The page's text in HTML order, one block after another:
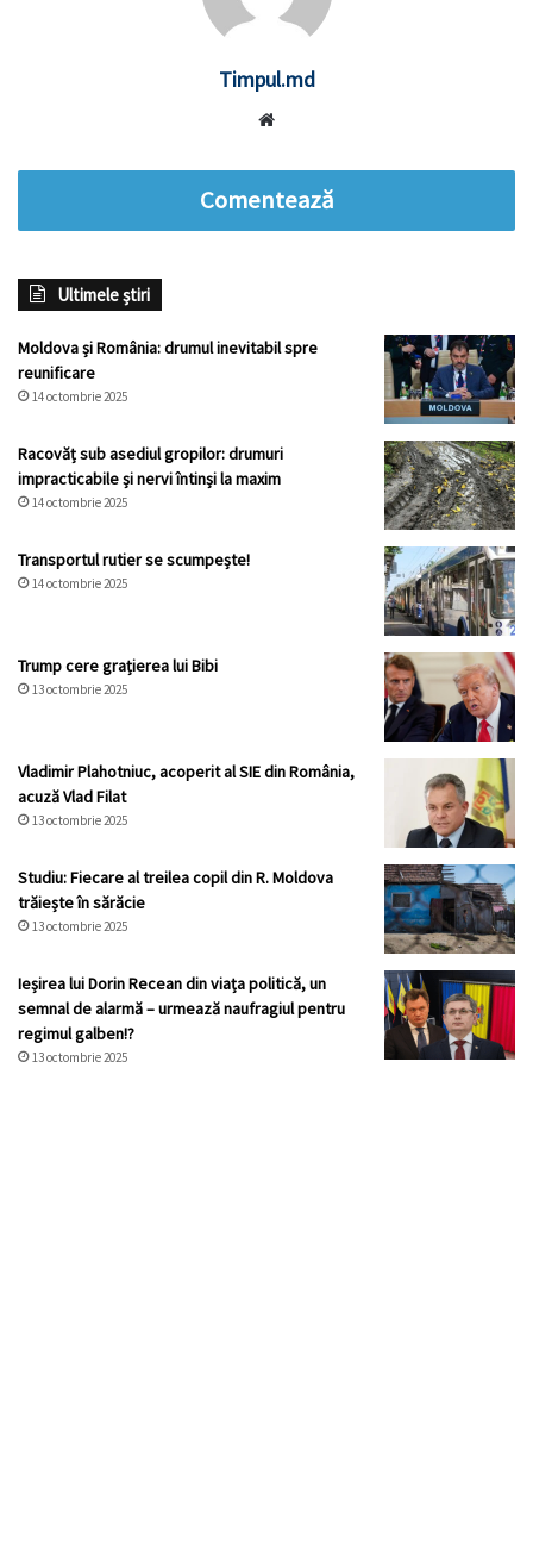
Timpul.md
Comentează
Ultimele știri
Moldova și România: drumul inevitabil spre
reunificare
14 octombrie 2025
Racovăț sub asediul gropilor: drumuri
impracticabile și nervi întinși la maxim
14 octombrie 2025
Transportul rutier se scumpește!
14 octombrie 2025
Trump cere grațierea lui Bibi
13 octombrie 2025
Vladimir Plahotniuc, acoperit al SIE din România,
acuză Vlad Filat
13 octombrie 2025
Studiu: Fiecare al treilea copil din R. Moldova
trăiește în sărăcie
13 octombrie 2025
Ieșirea lui Dorin Recean din viața politică, un
semnal de alarmă – urmează naufragiul pentru
regimul galben!?
13 octombrie 2025